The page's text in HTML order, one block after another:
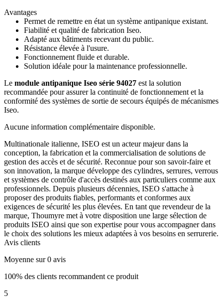
Avantages
Permet de remettre en état un système antipanique existant.
Fiabilité et qualité de fabrication Iseo.
Adapté aux bâtiments recevant du public.
Résistance élevée à l'usure.
Fonctionnement fluide et durable.
Solution idéale pour la maintenance professionnelle.
Le module antipanique Iseo série 94027 est la solution
recommandée pour assurer la continuité de fonctionnement et la
conformité des systèmes de sortie de secours équipés de mécanismes
Iseo.
Aucune information complémentaire disponible.
Multinationale italienne, ISEO est un acteur majeur dans la
conception, la fabrication et la commercialisation de solutions de
gestion des accès et de sécurité. Reconnue pour son savoir-faire et
son innovation, la marque développe des cylindres, serrures, verrous
et systèmes de contrôle d'accès destinés aux particuliers comme aux
professionnels. Depuis plusieurs décennies, ISEO s'attache à
proposer des produits fiables, performants et conformes aux
exigences de sécurité les plus élevées. En tant que revendeur de la
marque, Thoumyre met à votre disposition une large sélection de
produits ISEO ainsi que son expertise pour vous accompagner dans
le choix des solutions les mieux adaptées à vos besoins en serrurerie.
Avis clients
Moyenne sur 0 avis
100% des clients recommandent ce produit
5